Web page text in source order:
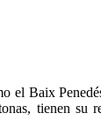
el Baix
tienen su